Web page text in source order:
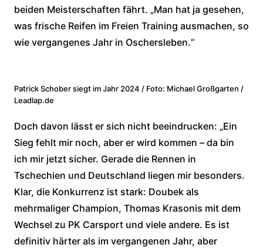
beiden Meisterschaften fährt. „Man hat ja gesehen,
was frische Reifen im Freien Training ausmachen, so
wie vergangenes Jahr in Oschersleben.“
Patrick Schober siegt im Jahr 2024 / Foto: Michael Großgarten /
Leadlap.de
Doch davon lässt er sich nicht beeindrucken: „Ein
Sieg fehlt mir noch, aber er wird kommen – da bin
ich mir jetzt sicher. Gerade die Rennen in
Tschechien und Deutschland liegen mir besonders.
Klar, die Konkurrenz ist stark: Doubek als
mehrmaliger Champion, Thomas Krasonis mit dem
Wechsel zu PK Carsport und viele andere. Es ist
definitiv härter als im vergangenen Jahr, aber